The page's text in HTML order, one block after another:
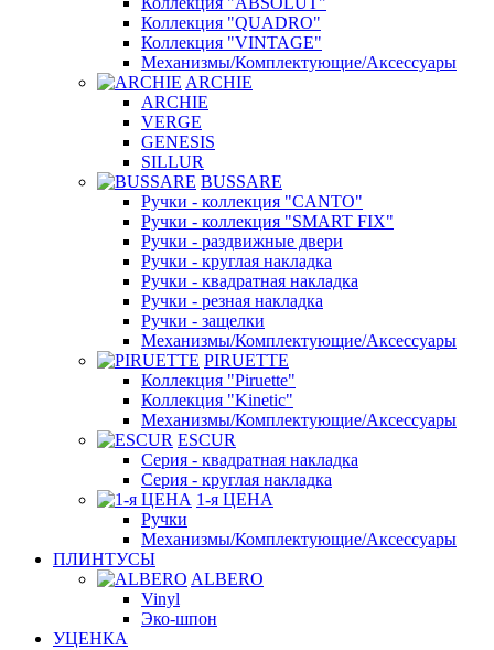
Коллекция "QUADRO"
Коллекция "VINTAGE"
Механизмы/Комплектующие/Аксессуары
ARCHIE
ARCHIE
VERGE
GENESIS
SILLUR
BUSSARE
Ручки - коллекция "CANTO"
Ручки - коллекция "SMART FIX"
Ручки - раздвижные двери
Ручки - круглая накладка
Ручки - квадратная накладка
Ручки - резная накладка
Ручки - защелки
Механизмы/Комплектующие/Аксессуары
PIRUETTE
Коллекция "Piruette"
Коллекция "Kinetic"
Механизмы/Комплектующие/Аксессуары
ESCUR
Серия - квадратная накладка
Серия - круглая накладка
1-я ЦЕНА
Ручки
Механизмы/Комплектующие/Аксессуары
ПЛИНТУСЫ
ALBERO
Vinyl
Эко-шпон
УЦЕНКА